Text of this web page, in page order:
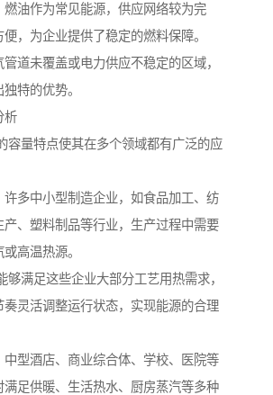
燃油作为常见能源，供应网络较为完
，为企业提供了稳定的燃料保障。
道未覆盖或电力供应不稳定的区域，
特的优势。
析
容量特点使其在多个领域都有广泛的应
许多中小型制造企业，如食品加工、纺
产、塑料制品等行业，生产过程中需要
高温热源。
够满足这些企业大部分工艺用热需求，
奏灵活调整运行状态，实现能源的合理
中型酒店、商业综合体、学校、医院等
满足供暖、生活热水、厨房蒸汽等多种